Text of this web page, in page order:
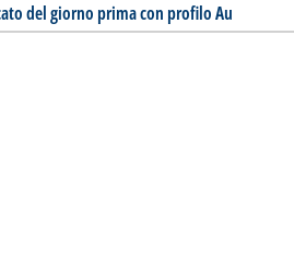
del giorno prima con profilo Au